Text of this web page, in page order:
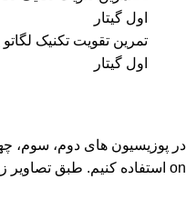
تمرین تقویت تکنیک
اول گیتار
on استفاده کنیم. طبق تصاویر زیر خواهیم داشت: